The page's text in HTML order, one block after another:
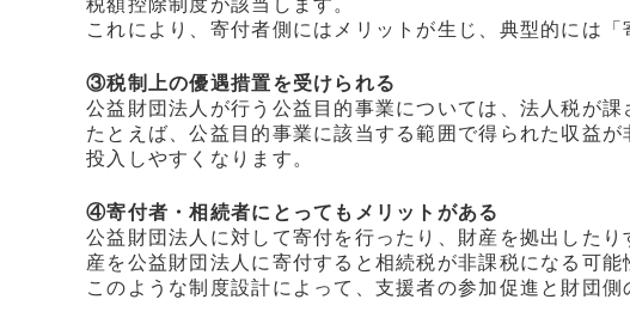
税額控除制度が該当します。
これにより、寄付者側にはメリットが生じ、典型的には
③税制上の優遇措置を受けられる
公益財団法人が行う公益目的事業については、法人税が
たとえば、公益目的事業に該当する範囲で得られた収益
投入しやすくなります。
④寄付者・相続者にとってもメリットがある
公益財団法人に対して寄付を行ったり、財産を拠出した
産を公益財団法人に寄付すると相続税が非課税になる可能
このような制度設計によって、支援者の参加促進と財団